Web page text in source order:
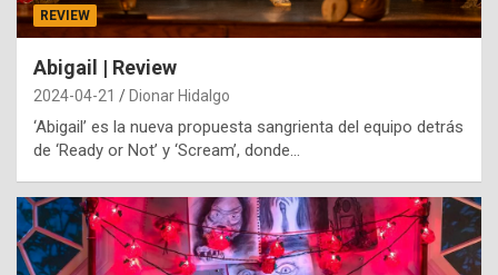
REVIEW
Abigail | Review
2024-04-21 Dionar Hidalgo
‘Abigail’ es la nueva propuesta sangrienta del equipo detrás
de ‘Ready or Not’ y ‘Scream’, donde…